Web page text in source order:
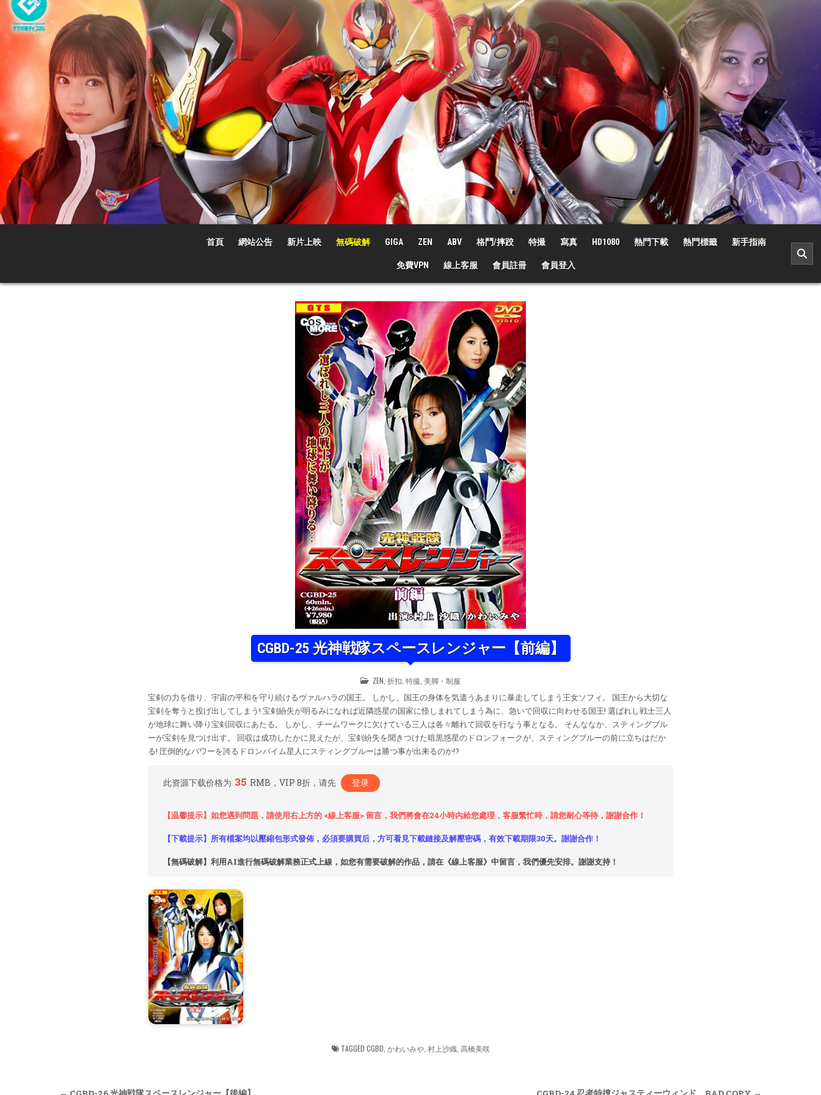
Skip
content
首頁 網站公告 新片上映 無碼破解 GIGA ZEN ABV 格鬥/摔跤 特撮 寫真 HD1080 熱門下載 熱門標籤 新手指南
免費VPN 線上客服 會員註冊 會員登入
CGBD-25 光神戦隊スペースレンジャー【前編】
POSTED
ZEN, 折扣, 特撮, 美脚・制服
宝剣の力を借り、宇宙の平和を守り続けるヴァルハラの国王。 しかし、国王の身体を気遣うあまりに暴走してしまう王女ソフィ。 国王から大切な
宝剣を奪うと投げ出してしまう! 宝剣紛失が明るみになれば近隣惑星の国家に怪しまれてしまう為に、急いで回収に向わせる国王! 選ばれし戦士三人
が地球に舞い降り宝剣回収にあたる。 しかし、チームワークに欠けている三人は各々離れて回収を行なう事となる。 そんななか、スティングブル
ーが宝剣を見つけ出す。 回収は成功したかに見えたが、宝剣紛失を聞きつけた暗黒惑星のドロンフォークが、スティングブルーの前に立ちはだか
る! 圧倒的なパワーを誇るドロンバイム星人にスティングブルーは勝つ事が出来るのか!?
此资源下载价格为 35 RMB，VIP 8折，请先 登录
【温馨提示】如您遇到問題，請使用右上方的 <線上客服> 留言，我們將會在24小時內給您處理，客服繁忙時，請您耐心等待，謝謝合作！
【下載提示】所有檔案均以壓縮包形式發佈，必須要購買后，方可看見下載鏈接及解壓密碼，有效下載期限30天。謝謝合作！
【無碼破解】利用AI進行無碼破解業務正式上線，如您有需要破解的作品，請在《線上客服》中留言，我們優先安排。謝謝支持！
TAGGED CGBD かわいみや, 村上沙織 高橋美咲